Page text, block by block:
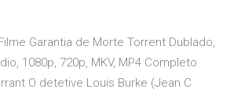
Garantia de Morte Torrent Dublado,
1080p, 720p, MKV, MP4 Completo
O detetive Louis Burke (Jean C